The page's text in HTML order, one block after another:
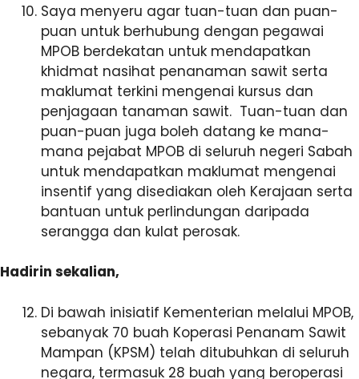
Saya menyeru agar tuan-tuan dan puan-
puan untuk berhubung dengan pegawai
MPOB berdekatan untuk mendapatkan
khidmat nasihat penanaman sawit serta
maklumat terkini mengenai kursus dan
penjagaan tanaman sawit. Tuan-tuan dan
puan-puan juga boleh datang ke mana-
mana pejabat MPOB di seluruh negeri Sabah
untuk mendapatkan maklumat mengenai
insentif yang disediakan oleh Kerajaan serta
bantuan untuk perlindungan daripada
serangga dan kulat perosak.
Hadirin sekalian,
Di bawah inisiatif Kementerian melalui MPOB,
sebanyak 70 buah Koperasi Penanam Sawit
Mampan (KPSM) telah ditubuhkan di seluruh
negara, termasuk 28 buah yang beroperasi